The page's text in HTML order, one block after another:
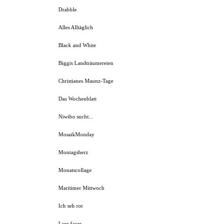
Drabble
Alles Alltäglich
Black and White
Biggis Landträumereien
Christianes Maunz-Tage
Das Wochenblatt
Niwibo sucht...
MosaikMonday
Montagsherz
Monatscollage
Maritimer Mittwoch
Ich seh rot